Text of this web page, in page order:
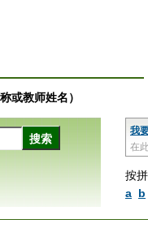
或教师姓名）
我
在
按
a b